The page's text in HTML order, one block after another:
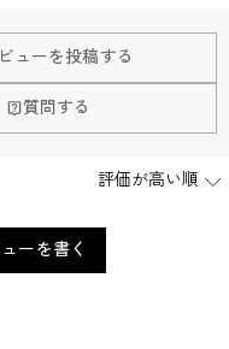
ューを投稿する
質問する
ーを書く
等のコストを節約して、商
オンラインストアのみ運
ますか？